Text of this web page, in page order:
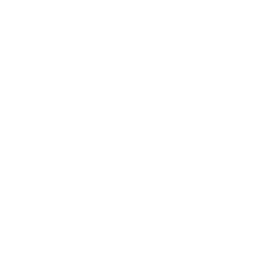
Financieras Interbancarias Mundiales"), una red
por letras y números. El BIC es necesario para
casos, optan tener un código SWIFT específico para
XXX, se refiere a la sede bancaria central. Si no, se
la cuenta de su destinatario y anular el pago.
y pedir que se anule la transferencia.